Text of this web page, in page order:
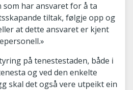
har ansvaret for å ta
tiltak, følgje opp og
at dette ansvaret er kjent
på tenestestaden, både i
og ved den enkelte
skal det også vere utpeikt ein